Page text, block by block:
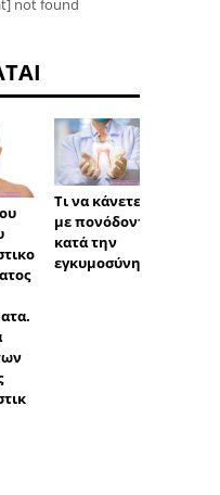
not found
Τι να κάνετε
με πονόδοντο
κατά την
εγκυμοσύνη;